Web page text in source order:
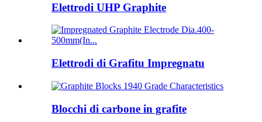
Elettrodi UHP Graphite
Elettrodi di Grafitu Impregnatu
Blocchi di carbone in grafite